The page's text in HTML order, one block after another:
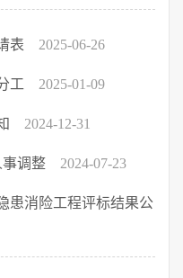
表 2025-06-26
工 2025-01-09
2024-12-31
事调整 2024-07-23
患消险工程评标结果公